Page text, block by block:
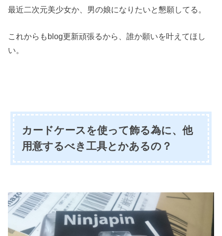
最近二次元美少女か、男の娘になりたいと懇願してる。
これからもblog更新頑張るから、誰か願いを叶えてほし
い。
カードケースを使って飾る為に、他
用意するべき工具とかあるの？